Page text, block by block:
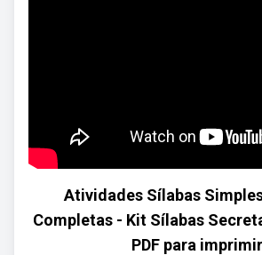
Atividades Sílabas
Completas - Kit Sílabas
PDF para